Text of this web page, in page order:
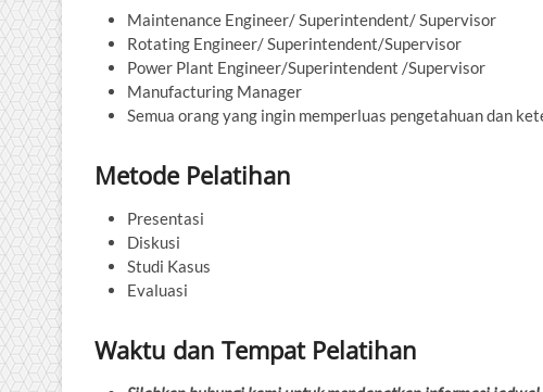
Maintenance Engineer/ Superintendent/ Supervisor
Rotating Engineer/ Superintendent/Supervisor
Power Plant Engineer/Superintendent /Supervisor
Manufacturing Manager
Semua orang yang ingin memperluas pengetahuan dan
Metode Pelatihan
Presentasi
Diskusi
Studi Kasus
Evaluasi
Waktu dan Tempat Pelatihan